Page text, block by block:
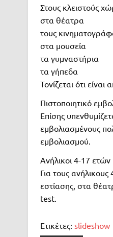
Στους κλειστούς
στα θέατρα
τους
στα μουσεία
τα γυμναστήρια
τα γήπεδα
Τονίζεται ότι
Πιστοποιητικό
Επίσης
εμβολιασμένους
εμβολιασμού.
Ανήλικοι 4-17 ετών
Για τους
εστίασης, στα
test.
Ετικέτες: slideshow